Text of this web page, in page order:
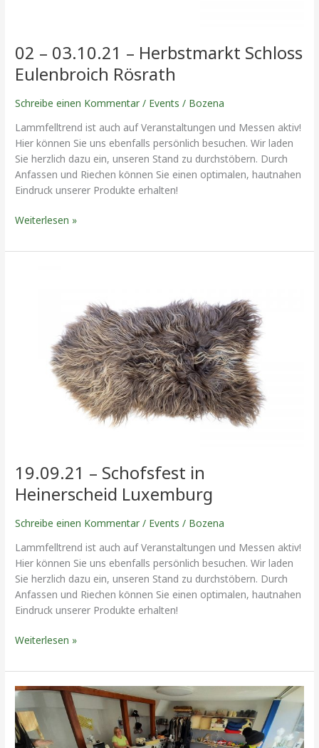
02 – 03.10.21 – Herbstmarkt Schloss
Eulenbroich Rösrath
Schreibe einen Kommentar / Events / Bozena
Lammfelltrend ist auch auf Veranstaltungen und Messen aktiv!
Hier können Sie uns ebenfalls persönlich besuchen. Wir laden
Sie herzlich dazu ein, unseren Stand zu durchstöbern. Durch
Anfassen und Riechen können Sie einen optimalen, hautnahen
Eindruck unserer Produkte erhalten!
Weiterlesen »
19.09.21 – Schofsfest in
Heinerscheid Luxemburg
Schreibe einen Kommentar / Events / Bozena
Lammfelltrend ist auch auf Veranstaltungen und Messen aktiv!
Hier können Sie uns ebenfalls persönlich besuchen. Wir laden
Sie herzlich dazu ein, unseren Stand zu durchstöbern. Durch
Anfassen und Riechen können Sie einen optimalen, hautnahen
Eindruck unserer Produkte erhalten!
Heinerscheid
Luxemburg
Weiterlesen »
11
–
12.09.21
Gartentage